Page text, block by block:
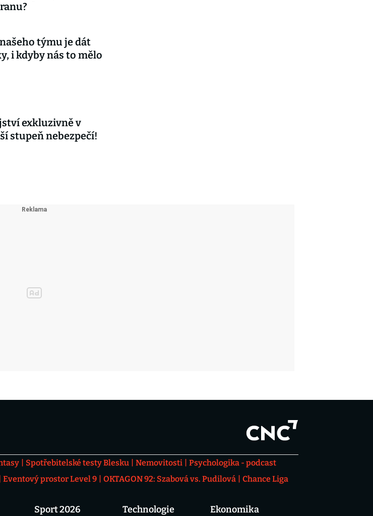
týmu je dát
i kdyby nás to mělo
exkluzivně v
stupeň nebezpečí!
Spotřebitelské testy Blesku Nemovitosti
Psychologika - podcast
Eventový prostor Level 9 OKTAGON 92: Szabová vs. Pudilová
Chance Liga
Sport 2026 Technologie Ekonomika